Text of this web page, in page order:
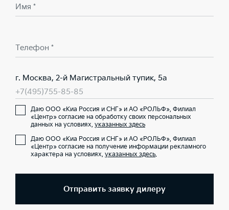
Имя *
Телефон *
г. Москва, 2-й Магистральный тупик, 5а
+7(495)755-85-85
Даю ООО «Киа Россия и СНГ» и АО «РОЛЬФ», Филиал
«Центр» согласие на обработку своих персональных
данных на условиях, указанных здесь
Даю ООО «Киа Россия и СНГ» и АО «РОЛЬФ», Филиал
«Центр» согласие на получение информации рекламного
характера на условиях, указанных здесь.
Отправить заявку дилеру